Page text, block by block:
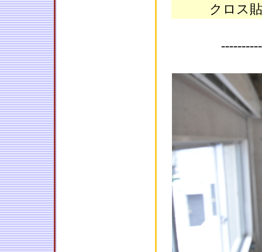
クロス